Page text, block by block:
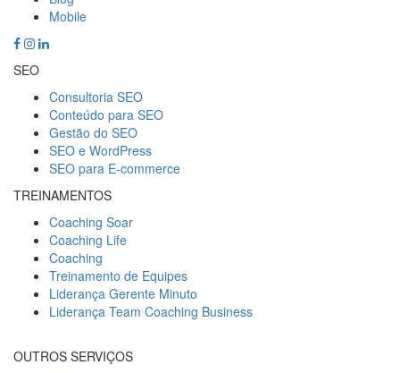
Mobile
SEO
Consultoria SEO
Conteúdo para SEO
Gestão do SEO
SEO e WordPress
SEO para E-commerce
TREINAMENTOS
Coaching Soar
Coaching Life
Coaching
Treinamento de Equipes
Liderança Gerente Minuto
Liderança Team Coaching Business
OUTROS SERVIÇOS